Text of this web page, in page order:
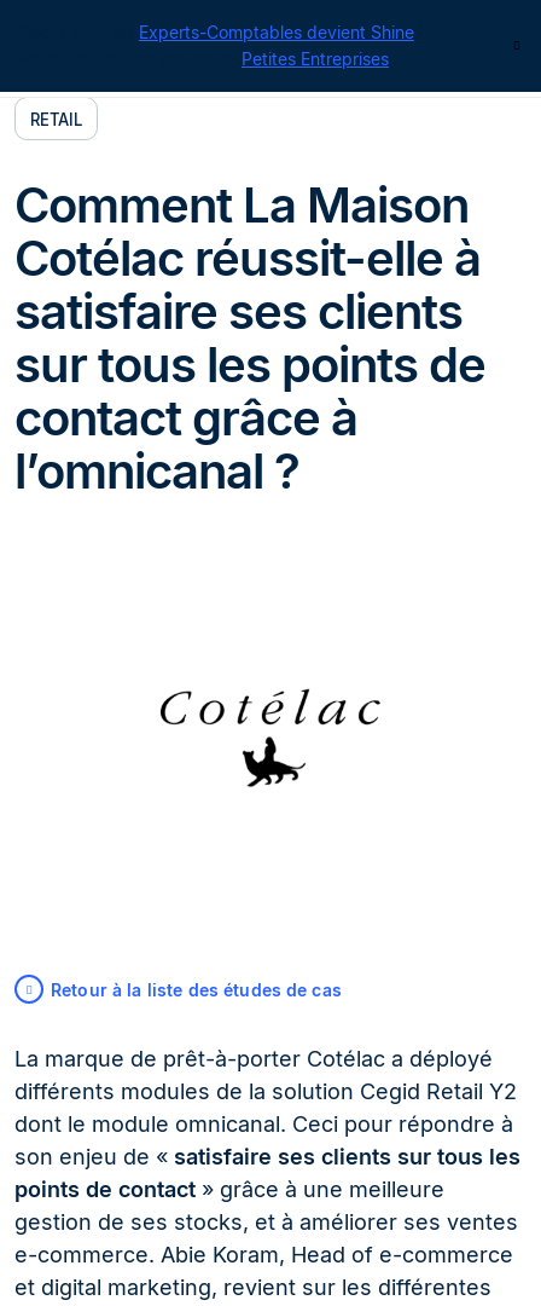
Experts-Comptables devient Shine
Petites Entreprises
RETAIL
Comment La Maison
Cotélac réussit-elle à
satisfaire ses clients
sur tous les points de
contact grâce à
l’omnicanal ?
Retour à la liste des études de cas
La marque de prêt-à-porter Cotélac a déployé
différents modules de la solution Cegid Retail Y2
dont le module omnicanal. Ceci pour répondre à
son enjeu de « satisfaire ses clients sur tous les
points de contact » grâce à une meilleure
gestion de ses stocks, et à améliorer ses ventes
e-commerce. Abie Koram, Head of e-commerce
et digital marketing, revient sur les différentes